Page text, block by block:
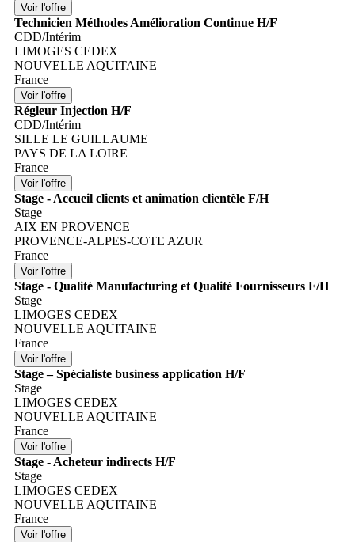
Technicien Méthodes Amélioration Continue H/F
CDD/Intérim
LIMOGES CEDEX
NOUVELLE AQUITAINE
France
Régleur Injection H/F
CDD/Intérim
SILLE LE GUILLAUME
PAYS DE LA LOIRE
France
Stage - Accueil clients et animation clientèle F/H
Stage
AIX EN PROVENCE
PROVENCE-ALPES-COTE AZUR
France
Stage - Qualité Manufacturing et Qualité Fournisseurs F/H
Stage
LIMOGES CEDEX
NOUVELLE AQUITAINE
France
Stage – Spécialiste business application H/F
Stage
LIMOGES CEDEX
NOUVELLE AQUITAINE
France
Stage - Acheteur indirects H/F
Stage
LIMOGES CEDEX
NOUVELLE AQUITAINE
France